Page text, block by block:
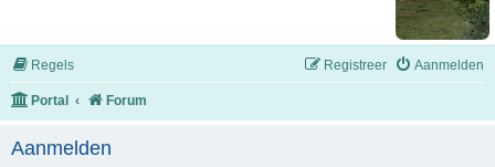
Regels Aanmelden
Registreer
Portal Forum
Aanmelden